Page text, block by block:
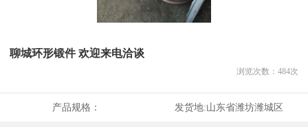
聊城环形锻件 欢迎来电洽谈
浏览次数： 484次
产品规格： 发货地:山东省潍坊潍城区